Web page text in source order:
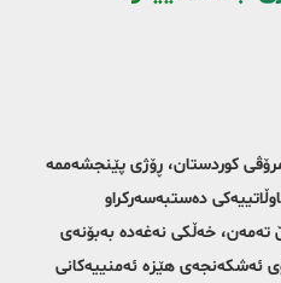
مرۆڤی کوردستان، ڕۆژی پێنجشەممە
کوردی، هاوڵاتییەکی دەستبەسەرکراو
عوسمان قادری ٥٤ ساڵ تەمەن، خەڵکی نەغەدە بەبۆنەی
ئەشکەنجەی هێزە ئەمنییەکانی